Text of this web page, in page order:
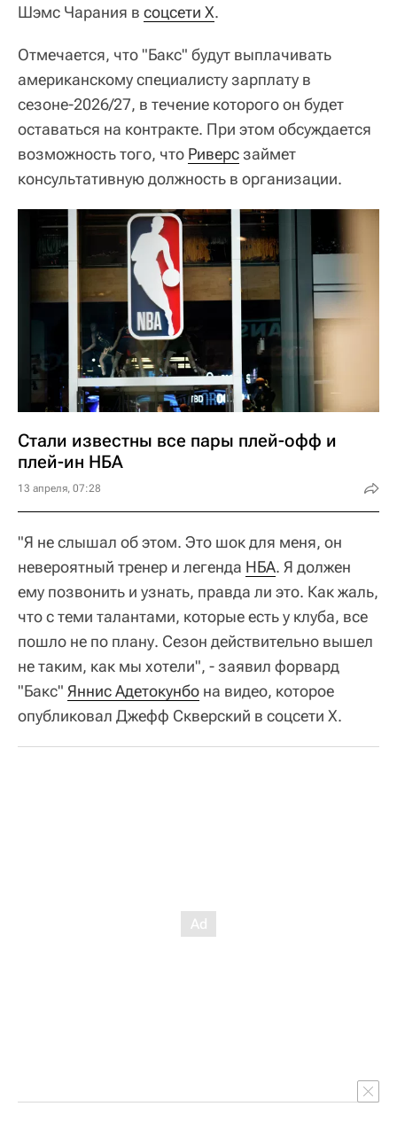
Шэмс Чарания в соцсети X.
Отмечается, что "Бакс" будут выплачивать
американскому специалисту зарплату в
сезоне-2026/27, в течение которого он будет
оставаться на контракте. При этом обсуждается
возможность того, что Риверсзаймет
консультативную должность в организации.
Стали известны все пары плей-офф и
плей-ин НБА
13 апреля, 07:28
"Я не слышал об этом. Это шок для меня, он
невероятный тренер и легенда НБА. Я должен
ему позвонить и узнать, правда ли это. Как жаль,
что с теми талантами, которые есть у клуба, все
пошло не по плану. Сезон действительно вышел
не таким, как мы хотели", - заявил форвард
"Бакс" Яннис Адетокунбо на видео, которое
опубликовал Джефф Скверский в соцсети X.